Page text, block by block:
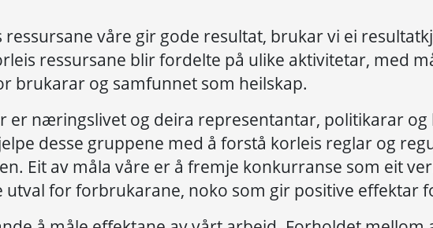
våre gir gode resultat, brukar vi ei
ressursane blir fordelte på ulike aktivitetar, med
brukarar og samfunnet som heilskap.
er næringslivet og deira representantar, politikarar og
desse gruppene med å forstå korleis reglar og
Eit av måla våre er å fremje konkurranse som eit
utval for forbrukarane, noko som gir positive effektar